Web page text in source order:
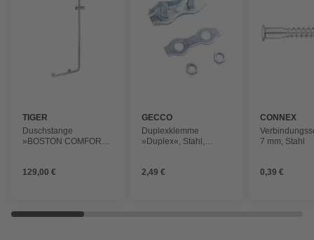
TIGER
Duschstange
»BOSTON COMFORT
silberfarben
129,00 €
GECCO
Duplexklemme
»Duplex«, Stahl,
2,49 €
CONNEX
7 mm, Stahl
0,39 €